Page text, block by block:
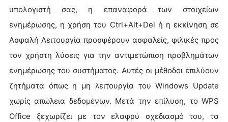
υπολογιστή σας, η επαναφορά των στοιχείων
ενημέρωσης, η χρήση του Ctrl+Alt+Del ή η εκκίνηση σε
Ασφαλή Λειτουργία προσφέρουν ασφαλείς, φιλικές προς
τον χρήστη λύσεις για την αντιμετώπιση προβλημάτων
ενημέρωσης του συστήματος. Αυτές οι μέθοδοι επιλύουν
ζητήματα όπως η μη λειτουργία του Windows Update
χωρίς απώλεια δεδομένων. Μετά την επίλυση, το WPS
Office ξεχωρίζει με τον ελαφρύ σχεδιασμό του, τα